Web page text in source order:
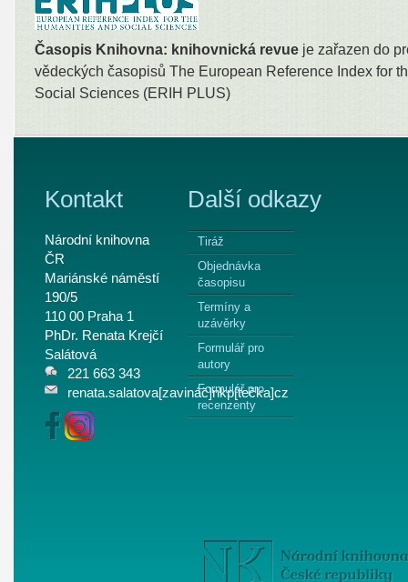
Časopis Knihovna: knihovnická revue je zařazen do
vědeckých časopisů The European Reference Index for
Social Sciences (ERIH PLUS)
Kontakt
Národní knihovna
ČR
Mariánské náměstí
190/5
110 00 Praha 1
PhDr. Renata Krejčí
Salátová
221 663 343
renata.salatova[zavináč]nkp[tečka]cz
Další odkazy
Tiráž
Objednávka
časopisu
Termíny a
uzávěrky
Formulář pro
autory
Formulář pro
recenzenty